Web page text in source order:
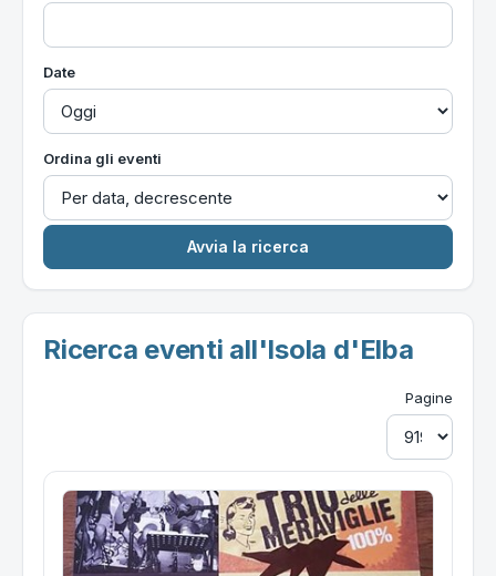
Date
Ordina gli eventi
Ricerca eventi all'Isola d'Elba
Pagine